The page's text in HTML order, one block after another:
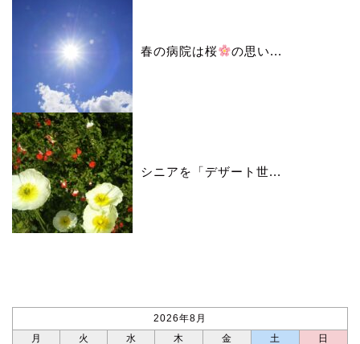
春の病院は桜 の思い...
シニアを「デザート世...
2026年8月
月
火 水 木 金 土
日